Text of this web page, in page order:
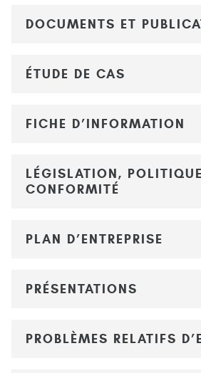
DOCUMENTS ET
ÉTUDE DE CAS
FICHE D’INFORMATION
LÉGISLATION,
CONFORMITÉ
PLAN D’ENTREPRISE
PRÉSENTATIONS
PROBLÈMES RELATIFS